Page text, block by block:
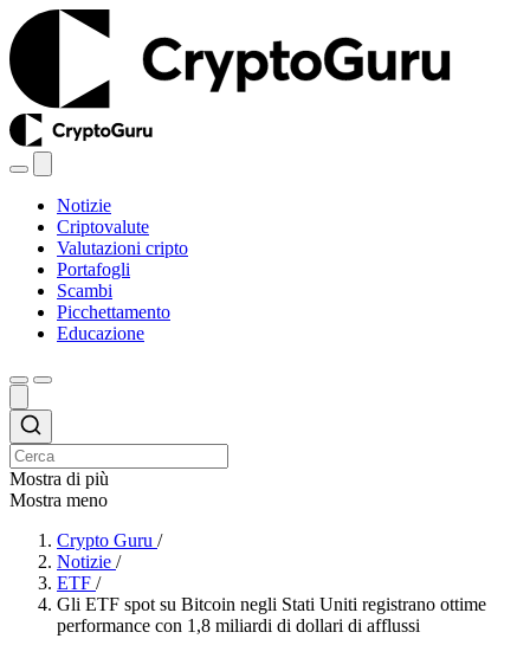
Notizie
Criptovalute
Valutazioni cripto
Portafogli
Scambi
Picchettamento
Educazione
Mostra di più
Mostra meno
Crypto Guru /
Notizie /
ETF /
Gli ETF spot su Bitcoin negli Stati Uniti registrano ottime
performance con 1,8 miliardi di dollari di afflussi